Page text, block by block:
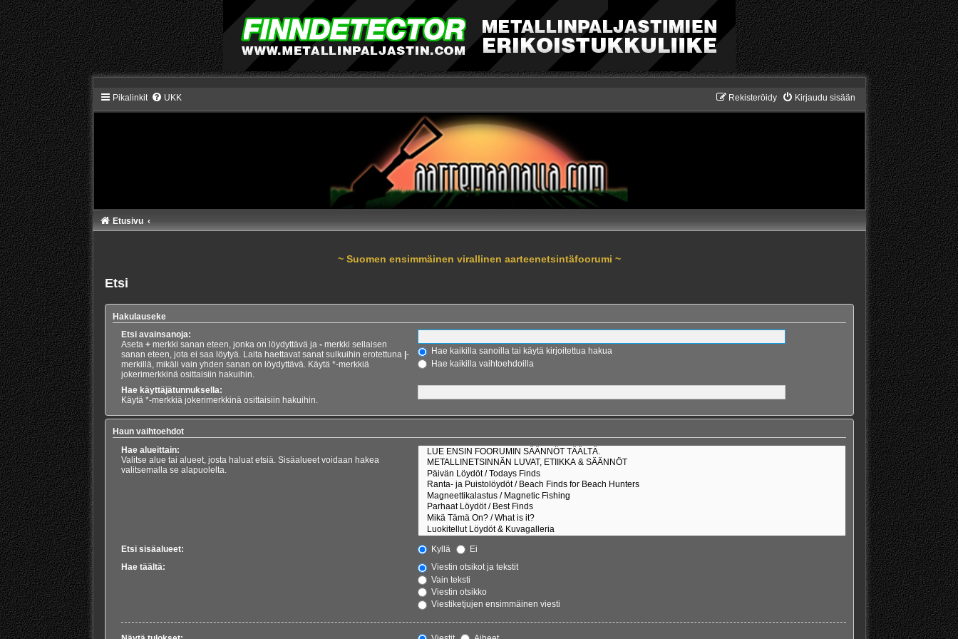
Pikalinkit UKK Kirjaudu sisään
Rekisteröidy
Etusivu
~ Suomen ensimmäinen virallinen aarteenetsintäfoorumi ~
Etsi
Hakulauseke
Etsi avainsanoja:
Aseta +merkki sanan eteen, jonka on löydyttävä ja -merkki sellaisen
sanan eteen, jota ei saa löytyä. Laita haettavat sanat sulkuihin erotettuna -
merkillä, mikäli vain yhden sanan on löydyttävä. Käytä *-merkkiä
jokerimerkkinä osittaisiin hakuihin.
Hae kaikilla sanoilla tai käytä kirjoitettua hakua
Hae kaikilla vaihtoehdoilla
Hae käyttäjätunnuksella:
Käytä *-merkkiä jokerimerkkinä osittaisiin hakuihin.
Haun vaihtoehdot
Hae alueittain:
Valitse alue tai alueet, josta haluat etsiä. Sisäalueet voidaan hakea
valitsemalla se alapuolelta.
Etsi sisäalueet: Kyllä
Ei
Hae täältä:
Viestin otsikot ja tekstit
Vain teksti
Viestin otsikko
Viestiketjujen ensimmäinen viesti